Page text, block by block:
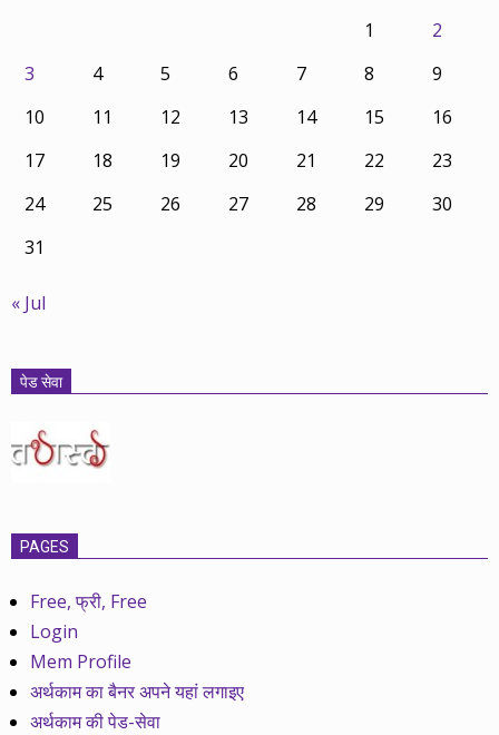
1
2
3
4 5 6 7 8
9
10
11 12 13 14 15
16
17
18 19 20 21 22
23
24
25 26 27 28 29
30
31
« Jul
पेड सेवा
PAGES
Free, फ्री, Free
Login
Mem Profile
अर्थकाम का बैनर अपने यहां लगाइए
अर्थकाम की पेड-सेवा